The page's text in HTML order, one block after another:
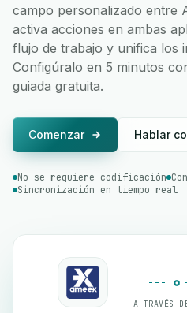
campo personalizado entre
activa acciones en ambas
flujo de trabajo y unifica los
Configúralo en 5 minutos
guiada gratuita.
Comenzar Hablar
No se requiere codificación
Sincronización en tiempo real
A TRAVÉS